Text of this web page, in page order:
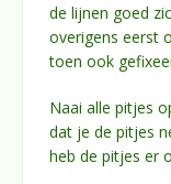
de lijnen goed
overigens eerst
toen ook
Naai alle pitjes
dat je de pitjes
heb de pitjes er